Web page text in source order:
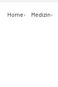
Home Medizin